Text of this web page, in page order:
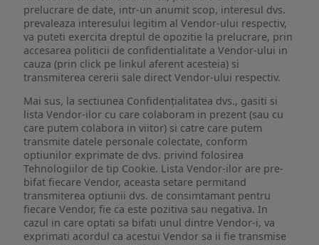
prelucrare de date, intr-un anumit scop, interesul dvs.
prevaleaza interesului legitim al Vendor-ului respectiv,
va puteti exercita dreptul de opozitie la prelucrare, prin
accesarea politicii de confidentialitate a Vendor-ului in
cauza (prin click pe linkul aferent acesteia) si
transmiterea cererii sale direct Vendor-ului respectiv.
Mai sus, la sectiunea Confidențialitatea dvs., gasiti si
lista Vendor-ilor cu care colaboram in prezent (sau cu
care putem colabora in viitor) si catre care putem
transmite datele personale colectate, conform
optiunilor exprimate de dvs. privind folosirea
Tehnologiilor de tip Cookie. Lista Vendor-ilor are pre-
bifat fiecare Vendor, aceasta setare permitand
transmiterea optiunii dvs. de consimtamant pentru
fiecare Vendor, fie ca este pozitiva sau negativa. In
cazul in care optati sa bifati unul dintre Vendor-i, va
exprimati acordul ca acestui Vendor sa ii fie transmise